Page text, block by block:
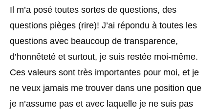
Il m’a posé toutes sortes de questions, des
questions pièges (rire)! J’ai répondu à toutes les
questions avec beaucoup de transparence,
d’honnêteté et surtout, je suis restée moi-même.
Ces valeurs sont très importantes pour moi, et je
ne veux jamais me trouver dans une position que
je n’assume pas et avec laquelle je ne suis pas